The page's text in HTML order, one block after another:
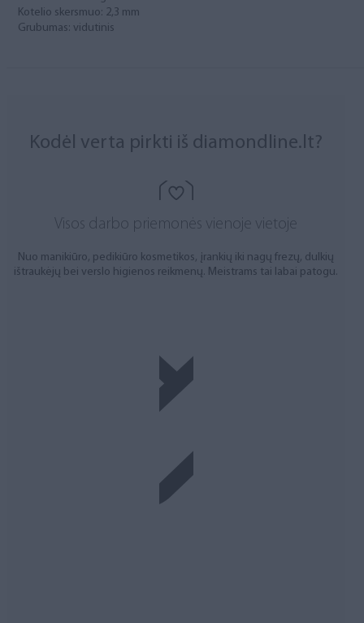
Kotelio skersmuo: 2,3 mm
Grubumas: vidutinis
Kodėl verta pirkti iš diamondline.lt?
Visos darbo priemonės vienoje vietoje
Nuo manikiūro, pedikiūro kosmetikos, įrankių iki nagų frezų, dulkių
ištraukėjų bei verslo higienos reikmenų. Meistrams tai labai patogu.